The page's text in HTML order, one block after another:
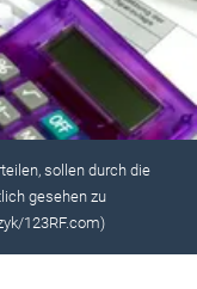
sollen durch die
gesehen zu
123RF.com)